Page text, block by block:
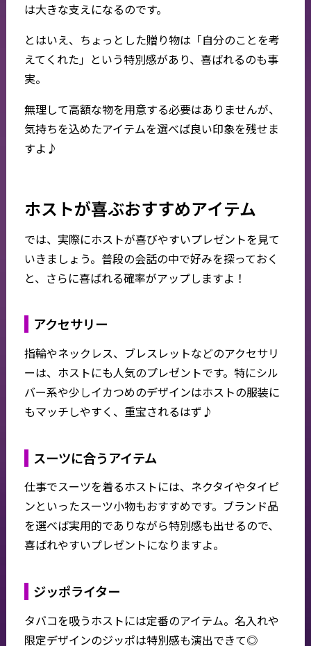
は大きな支えになるのです。
とはいえ、ちょっとした贈り物は「自分のことを考
えてくれた」という特別感があり、喜ばれるのも事
実。
無理して高額な物を用意する必要はありませんが、
気持ちを込めたアイテムを選べば良い印象を残せま
すよ♪
ホストが喜ぶおすすめアイテム
では、実際にホストが喜びやすいプレゼントを見て
いきましょう。普段の会話の中で好みを探っておく
と、さらに喜ばれる確率がアップしますよ！
アクセサリー
指輪やネックレス、ブレスレットなどのアクセサリ
ーは、ホストにも人気のプレゼントです。特にシル
バー系や少しイカつめのデザインはホストの服装に
もマッチしやすく、重宝されるはず♪
スーツに合うアイテム
仕事でスーツを着るホストには、ネクタイやタイピ
ンといったスーツ小物もおすすめです。ブランド品
を選べば実用的でありながら特別感も出せるので、
喜ばれやすいプレゼントになりますよ。
ジッポライター
タバコを吸うホストには定番のアイテム。名入れや
限定デザインのジッポは特別感も演出できて◎